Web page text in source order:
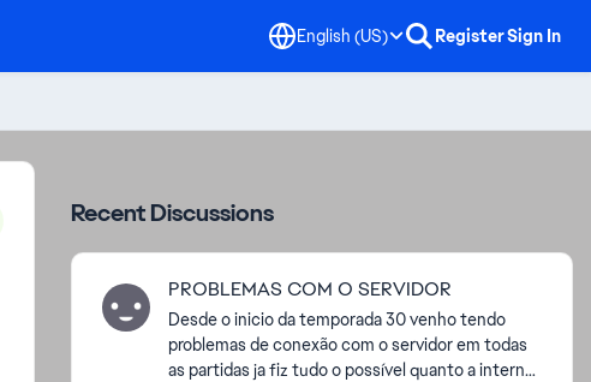
English (US) RegisterSign In
Recent Discussions
PROBLEMAS COM O SERVIDOR
Desde o inicio da temporada 30 venho tendo
problemas de conexão com o servidor em todas
as partidas ja fiz tudo o possível quanto a internet